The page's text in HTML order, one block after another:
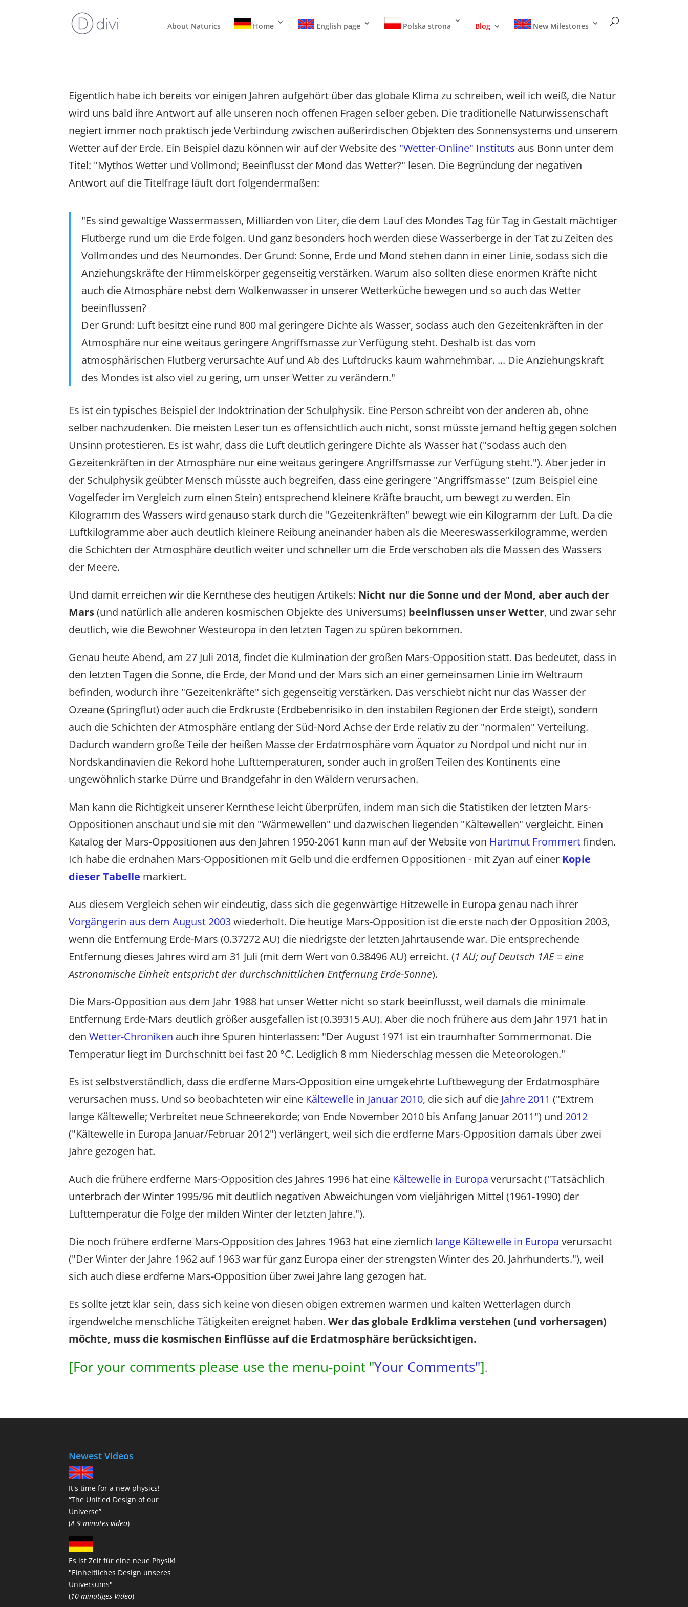
About Naturics Home English page Polska strona Blog New Milestones
Eigentlich habe ich bereits vor einigen Jahren aufgehört über das globale Klima zu schreiben, weil ich weiß, die Natur
wird uns bald ihre Antwort auf alle unseren noch offenen Fragen selber geben. Die traditionelle Naturwissenschaft
negiert immer noch praktisch jede Verbindung zwischen außerirdischen Objekten des Sonnensystems und unserem
Wetter auf der Erde. Ein Beispiel dazu können wir auf der Website des "Wetter-Online" Instituts aus Bonn unter dem
Titel: "Mythos Wetter und Vollmond; Beeinflusst der Mond das Wetter?" lesen. Die Begründung der negativen
Antwort auf die Titelfrage läuft dort folgendermaßen:
"Es sind gewaltige Wassermassen, Milliarden von Liter, die dem Lauf des Mondes Tag für Tag in Gestalt mächtiger
Flutberge rund um die Erde folgen. Und ganz besonders hoch werden diese Wasserberge in der Tat zu Zeiten des
Vollmondes und des Neumondes. Der Grund: Sonne, Erde und Mond stehen dann in einer Linie, sodass sich die
Anziehungskräfte der Himmelskörper gegenseitig verstärken. Warum also sollten diese enormen Kräfte nicht
auch die Atmosphäre nebst dem Wolkenwasser in unserer Wetterküche bewegen und so auch das Wetter
beeinflussen?
Der Grund: Luft besitzt eine rund 800 mal geringere Dichte als Wasser, sodass auch den Gezeitenkräften in der
Atmosphäre nur eine weitaus geringere Angriffsmasse zur Verfügung steht. Deshalb ist das vom
atmosphärischen Flutberg verursachte Auf und Ab des Luftdrucks kaum wahrnehmbar. ... Die Anziehungskraft
des Mondes ist also viel zu gering, um unser Wetter zu verändern."
Es ist ein typisches Beispiel der Indoktrination der Schulphysik. Eine Person schreibt von der anderen ab, ohne
selber nachzudenken. Die meisten Leser tun es offensichtlich auch nicht, sonst müsste jemand heftig gegen solchen
Unsinn protestieren. Es ist wahr, dass die Luft deutlich geringere Dichte als Wasser hat ("sodass auch den
Gezeitenkräften in der Atmosphäre nur eine weitaus geringere Angriffsmasse zur Verfügung steht."). Aber jeder in
der Schulphysik geübter Mensch müsste auch begreifen, dass eine geringere "Angriffsmasse" (zum Beispiel eine
Vogelfeder im Vergleich zum einen Stein) entsprechend kleinere Kräfte braucht, um bewegt zu werden. Ein
Kilogramm des Wassers wird genauso stark durch die "Gezeitenkräften" bewegt wie ein Kilogramm der Luft. Da die
Luftkilogramme aber auch deutlich kleinere Reibung aneinander haben als die Meereswasserkilogramme, werden
die Schichten der Atmosphäre deutlich weiter und schneller um die Erde verschoben als die Massen des Wassers
der Meere.
Und damit erreichen wir die Kernthese des heutigen Artikels: Nicht nur die Sonne und der Mond, aber auch der
Mars(und natürlich alle anderen kosmischen Objekte des Universums) beeinflussen unser Wetter, und zwar sehr
deutlich, wie die Bewohner Westeuropa in den letzten Tagen zu spüren bekommen.
Genau heute Abend, am 27 Juli 2018, findet die Kulmination der großen Mars-Opposition statt. Das bedeutet, dass in
den letzten Tagen die Sonne, die Erde, der Mond und der Mars sich an einer gemeinsamen Linie im Weltraum
befinden, wodurch ihre "Gezeitenkräfte" sich gegenseitig verstärken. Das verschiebt nicht nur das Wasser der
Ozeane (Springflut) oder auch die Erdkruste (Erdbebenrisiko in den instabilen Regionen der Erde steigt), sondern
auch die Schichten der Atmosphäre entlang der Süd-Nord Achse der Erde relativ zu der "normalen" Verteilung.
Dadurch wandern große Teile der heißen Masse der Erdatmosphäre vom Äquator zu Nordpol und nicht nur in
Nordskandinavien die Rekord hohe Lufttemperaturen, sonder auch in großen Teilen des Kontinents eine
ungewöhnlich starke Dürre und Brandgefahr in den Wäldern verursachen.
Man kann die Richtigkeit unserer Kernthese leicht überprüfen, indem man sich die Statistiken der letzten Mars-
Oppositionen anschaut und sie mit den "Wärmewellen" und dazwischen liegenden "Kältewellen" vergleicht. Einen
Katalog der Mars-Oppositionen aus den Jahren 1950-2061 kann man auf der Website von Hartmut Frommertfinden.
Ich habe die erdnahen Mars-Oppositionen mit Gelb und die erdfernen Oppositionen - mit Zyan auf einer Kopie
dieser Tabelle markiert.
Aus diesem Vergleich sehen wir eindeutig, dass sich die gegenwärtige Hitzewelle in Europa genau nach ihrer
Vorgängerin aus dem August 2003wiederholt. Die heutige Mars-Opposition ist die erste nach der Opposition 2003,
wenn die Entfernung Erde-Mars (0.37272 AU) die niedrigste der letzten Jahrtausende war. Die entsprechende
Entfernung dieses Jahres wird am 31 Juli (mit dem Wert von 0.38496 AU) erreicht. (1 AU; auf Deutsch 1AE = eine
Astronomische Einheit entspricht der durchschnittlichen Entfernung Erde-Sonne).
Die Mars-Opposition aus dem Jahr 1988 hat unser Wetter nicht so stark beeinflusst, weil damals die minimale
Entfernung Erde-Mars deutlich größer ausgefallen ist (0.39315 AU). Aber die noch frühere aus dem Jahr 1971 hat in
denWetter-Chroniken auch ihre Spuren hinterlassen: "Der August 1971 ist ein traumhafter Sommermonat. Die
Temperatur liegt im Durchschnitt bei fast 20 °C. Lediglich 8 mm Niederschlag messen die Meteorologen."
Es ist selbstverständlich, dass die erdferne Mars-Opposition eine umgekehrte Luftbewegung der Erdatmosphäre
verursachen muss. Und so beobachteten wir eine Kältewelle in Januar 2010, die sich auf die Jahre 2011 ("Extrem
lange Kältewelle; Verbreitet neue Schneerekorde; von Ende November 2010 bis Anfang Januar 2011") und 2012
("Kältewelle in Europa Januar/Februar 2012") verlängert, weil sich die erdferne Mars-Opposition damals über zwei
Jahre gezogen hat.
Auch die frühere erdferne Mars-Opposition des Jahres 1996 hat eine Kältewelle in Europa verursacht ("Tatsächlich
unterbrach der Winter 1995/96 mit deutlich negativen Abweichungen vom vieljährigen Mittel (1961-1990) der
Lufttemperatur die Folge der milden Winter der letzten Jahre.").
Die noch frühere erdferne Mars-Opposition des Jahres 1963 hat eine ziemlich lange Kältewelle in Europa verursacht
("Der Winter der Jahre 1962 auf 1963 war für ganz Europa einer der strengsten Winter des 20. Jahrhunderts."), weil
sich auch diese erdferne Mars-Opposition über zwei Jahre lang gezogen hat.
Es sollte jetzt klar sein, dass sich keine von diesen obigen extremen warmen und kalten Wetterlagen durch
irgendwelche menschliche Tätigkeiten ereignet haben.Wer das globale Erdklima verstehen (und vorhersagen)
möchte, muss die kosmischen Einflüsse auf die Erdatmosphäre berücksichtigen.
[For your comments please use the menu-point "Your Comments"].
Newest Videos
It's time for a new physics!
“The Unified Design of our
Universe”
(A 9-minutes video)
Es ist Zeit für eine neue Physik!
"Einheitliches Design unseres
Universums"
(10-minutiges Video)